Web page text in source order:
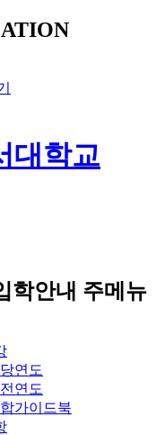
학안내 주메뉴
연도
연도
가이드북